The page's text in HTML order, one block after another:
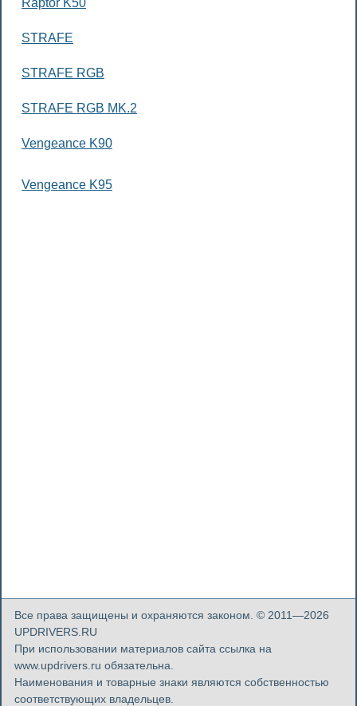
Raptor K50
STRAFE
STRAFE RGB
STRAFE RGB MK.2
Vengeance K90
Vengeance K95
Все права защищены и охраняются законом. © 2011—2026
UPDRIVERS.RU
При использовании материалов сайта ссылка на
www.updrivers.ru обязательна.
Наименования и товарные знаки являются собственностью
соответствующих владельцев.